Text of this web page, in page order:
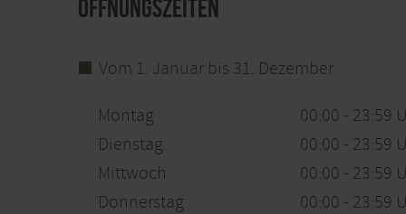
Öffnungszeiten
Vom 1. Januar bis 31. Dezember
Montag
00:00 - 23:59
Dienstag
00:00 - 23:59
Mittwoch
00:00 - 23:59
Donnerstag
00:00 - 23:59